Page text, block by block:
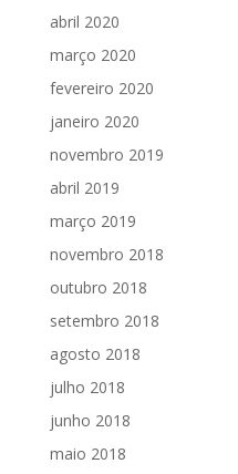
abril 2020
março 2020
fevereiro 2020
janeiro 2020
novembro 2019
abril 2019
março 2019
novembro 2018
outubro 2018
setembro 2018
agosto 2018
julho 2018
junho 2018
maio 2018